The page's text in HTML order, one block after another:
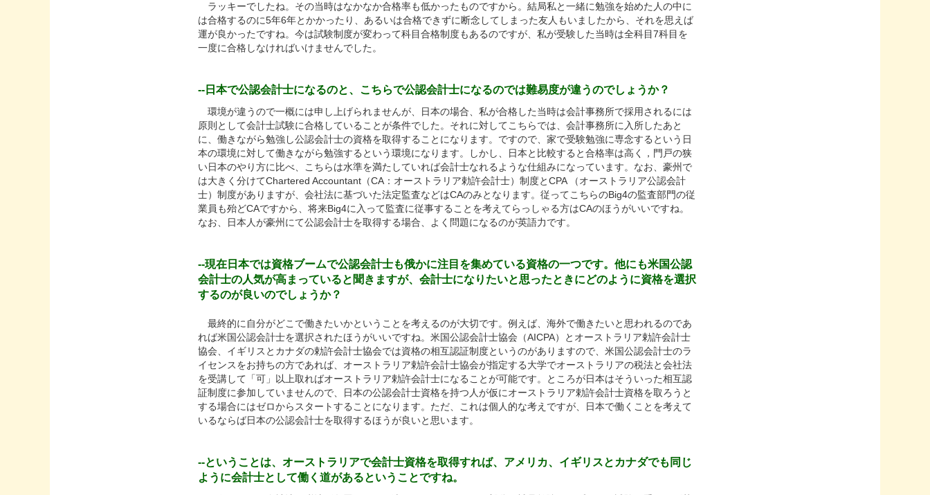
ラッキーでしたね。その当時はなかなか合格率も低かったものですから。結局私と一緒に勉強を始めた人の中に
は合格するのに5年6年とかかったり、あるいは合格できずに断念してしまった友人もいましたから、それを思えば
運が良かったですね。今は試験制度が変わって科目合格制度もあるのですが、私が受験した当時は全科目7科目を
一度に合格しなければいけませんでした。
--日本で公認会計士になるのと、こちらで公認会計士になるのでは難易度が違うのでしょうか？
環境が違うので一概には申し上げられませんが、日本の場合、私が合格した当時は会計事務所で採用されるには
原則として会計士試験に合格していることが条件でした。それに対してこちらでは、会計事務所に入所したあと
に、働きながら勉強し公認会計士の資格を取得することになります。ですので、家で受験勉強に専念するという日
本の環境に対して働きながら勉強するという環境になります。しかし、日本と比較すると合格率は高く，門戸の狭
い日本のやり方に比べ、こちらは水準を満たしていれば会計士なれるような仕組みになっています。なお、豪州で
は大きく分けてChartered Accountant（CA：オーストラリア勅許会計士）制度とCPA （オーストラリア公認会計
士）制度がありますが、会社法に基づいた法定監査などはCAのみとなります。従ってこちらのBig4の監査部門の従
業員も殆どCAですから、将来Big4に入って監査に従事することを考えてらっしゃる方はCAのほうがいいですね。
なお、日本人が豪州にて公認会計士を取得する場合、よく問題になるのが英語力です。
--現在日本では資格ブームで公認会計士も俄かに注目を集めている資格の一つです。他にも米国公認
会計士の人気が高まっていると聞きますが、会計士になりたいと思ったときにどのように資格を選択
するのが良いのでしょうか？
最終的に自分がどこで働きたいかということを考えるのが大切です。例えば、海外で働きたいと思われるのであ
れば米国公認会計士を選択されたほうがいいですね。米国公認会計士協会（AICPA）とオーストラリア勅許会計士
協会、イギリスとカナダの勅許会計士協会では資格の相互認証制度というのがありますので、米国公認会計士のラ
イセンスをお持ちの方であれば、オーストラリア勅許会計士協会が指定する大学でオーストラリアの税法と会社法
を受講して「可」以上取ればオーストラリア勅許会計士になることが可能です。ところが日本はそういった相互認
証制度に参加していませんので、日本の公認会計士資格を持つ人が仮にオーストラリア勅許会計士資格を取ろうと
する場合にはゼロからスタートすることになります。ただ、これは個人的な考えですが、日本で働くことを考えて
いるならば日本の公認会計士を取得するほうが良いと思います。
--ということは、オーストラリアで会計士資格を取得すれば、アメリカ、イギリスとカナダでも同じ
ように会計士として働く道があるということですね。